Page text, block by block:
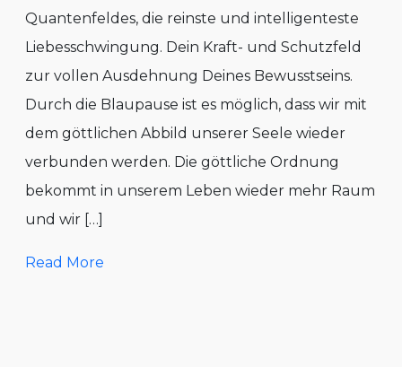
Quantenfeldes, die reinste und intelligenteste
Liebesschwingung. Dein Kraft- und Schutzfeld
zur vollen Ausdehnung Deines Bewusstseins.
Durch die Blaupause ist es möglich, dass wir mit
dem göttlichen Abbild unserer Seele wieder
verbunden werden. Die göttliche Ordnung
bekommt in unserem Leben wieder mehr Raum
und wir […]
Read More